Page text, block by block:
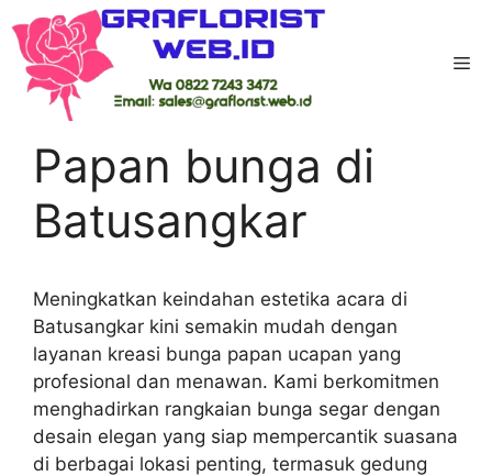
to
content
Home -Kab Tanah Datar
Batusangkar
Papan bunga di
Batusangkar
Meningkatkan keindahan estetika acara di
Batusangkar kini semakin mudah dengan
layanan kreasi bunga papan ucapan yang
profesional dan menawan. Kami berkomitmen
menghadirkan rangkaian bunga segar dengan
desain elegan yang siap mempercantik suasana
di berbagai lokasi penting, termasuk gedung